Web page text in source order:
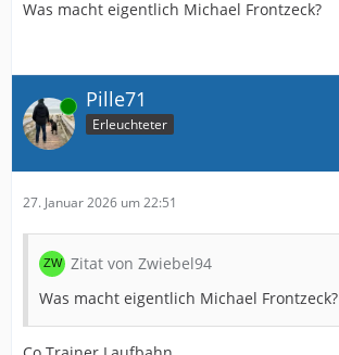
Was macht eigentlich Michael Frontzeck?
Online Pille71
Erleuchteter
27. Januar 2026 um 22:51
Zitat von Zwiebel94
Was macht eigentlich Michael Frontzeck?